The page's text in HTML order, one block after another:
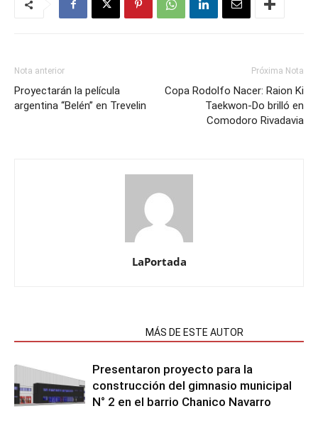
Nota anterior
Proyectarán la película
argentina “Belén” en Trevelin
Próxima Nota
Copa Rodolfo Nacer: Raion Ki
Taekwon-Do brilló en
Comodoro Rivadavia
LaPortada
MÁS DE ESTE AUTOR
Presentaron proyecto para la
construcción del gimnasio municipal
N° 2 en el barrio Chanico Navarro